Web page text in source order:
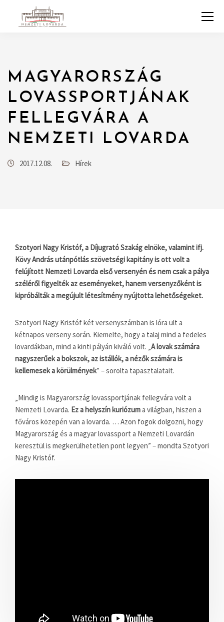
MAGYARORSZÁG
LOVASSPORTJÁNAK
FELLEGVÁRA A
NEMZETI LOVARDA
2017.12.08. Hírek
Szotyori Nagy Kristóf, a Díjugrató Szakág elnöke, valamint ifj.
Kövy András utánpótlás szövetségi kapitány is ott volt a
felújított Nemzeti Lovarda első versenyén és nem csak a pálya
széléről figyelték az eseményeket, hanem versenyzőként is
kipróbálták a megújult létesítmény nyújtotta lehetőségeket.
Szotyori Nagy Kristóf két versenyszámban is lóra ült a
kétnapos verseny során. Kiemelte, hogy a talaj mind a fedeles
lovardákban, mind a kinti pályán kiváló volt. „A lovak számára
nagyszerűek a bokszok, az istállók, a nézők számára is
kellemesek a körülmények” – sorolta tapasztalatait.
„Mindig is Magyarország lovassportjának fellegvára volt a
Nemzeti Lovarda. Ez a helyszín kuriózuma világban, hiszen a
főváros közepén van a lovarda. … Azon fogok dolgozni, hogy
Magyarország és a magyar lovassport a Nemzeti Lovardán
keresztül is megkerülhetetlen pont legyen” – mondta Szotyori
Nagy Kristóf.